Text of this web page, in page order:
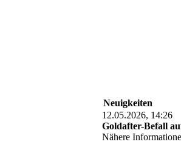
Neuigkeiten
12.05.2026, 14:26
Goldafter-Befall
Nähere